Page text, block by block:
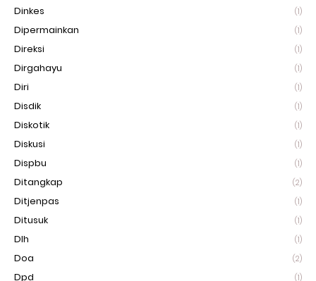
Dinkes (1)
Dipermainkan (1)
Direksi (1)
Dirgahayu (1)
Diri (1)
Disdik (1)
Diskotik (1)
Diskusi (1)
Dispbu (1)
Ditangkap (2)
Ditjenpas (1)
Ditusuk (1)
Dlh (1)
Doa (2)
Dpd (1)